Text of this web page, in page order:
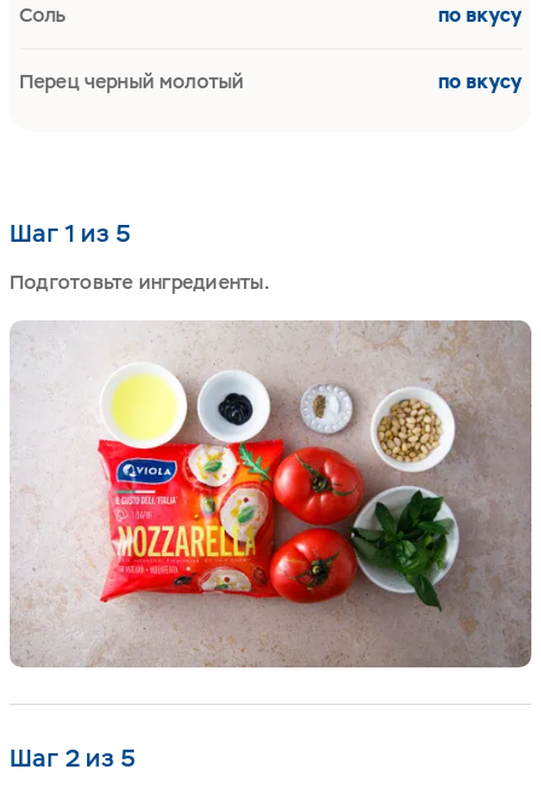
Шаг 1 из 5
Подготовьте ингредиенты.
Шаг 2 из 5
Соль по вкусу
Перец черный молотый по вкусу